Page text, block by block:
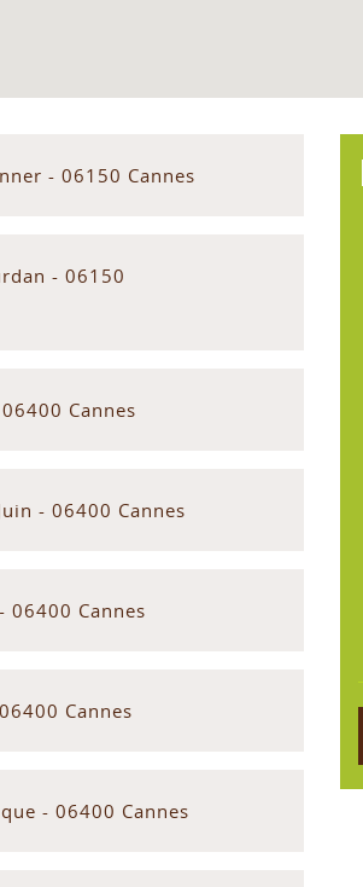
- 06150 Cannes
- 06150
Cannes
- 06400 Cannes
06400 Cannes
Cannes
- 06400 Cannes